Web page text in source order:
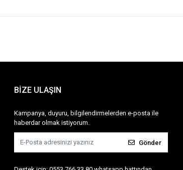
BİZE ULAŞIN
Kampanya, duyuru, bilgilendirmelerden e-posta ile
haberdar olmak istiyorum.
Gönder